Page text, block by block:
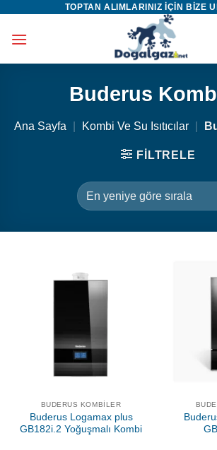
TOPTAN ALIMLARINIZ IÇIN BIZE
Buderus
Ana Sayfa Kombi Ve Su Isıtıcılar
FILTRELE
BUDERUS KOMBILER
Buderus Logamax plus
GB182i.2 Yoğuşmalı Kombi